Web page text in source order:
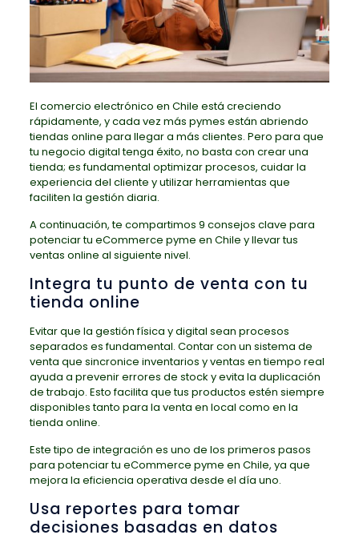
El comercio electrónico en Chile está creciendo
rápidamente, y cada vez más pymes están abriendo
tiendas online para llegar a más clientes. Pero para que
tu negocio digital tenga éxito, no basta con crear una
tienda; es fundamental optimizar procesos, cuidar la
experiencia del cliente y utilizar herramientas que
faciliten la gestión diaria.
A continuación, te compartimos 9 consejos clave para
potenciar tu eCommerce pyme en Chile y llevar tus
ventas online al siguiente nivel.
Integra tu punto de venta con tu
tienda online
Evitar que la gestión física y digital sean procesos
separados es fundamental. Contar con un sistema de
venta que sincronice inventarios y ventas en tiempo real
ayuda a prevenir errores de stock y evita la duplicación
de trabajo. Esto facilita que tus productos estén siempre
disponibles tanto para la venta en local como en la
tienda online.
Este tipo de integración es uno de los primeros pasos
para potenciar tu eCommerce pyme en Chile, ya que
mejora la eficiencia operativa desde el día uno.
Usa reportes para tomar
decisiones basadas en datos